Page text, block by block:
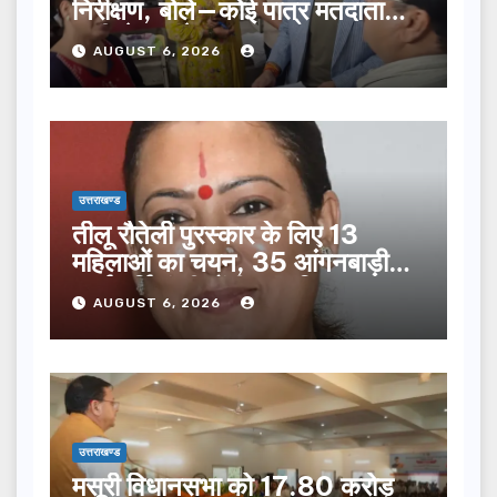
निरीक्षण, बोले—कोई पात्र मतदाता
सूची से न छूटे…
AUGUST 6, 2026
उत्तराखण्ड
तीलू रौतेली पुरस्कार के लिए 13
महिलाओं का चयन, 35 आंगनबाड़ी
कार्यकर्तियां भी होंगी सम्मानित…
AUGUST 6, 2026
उत्तराखण्ड
मसूरी विधानसभा को 17.80 करोड़